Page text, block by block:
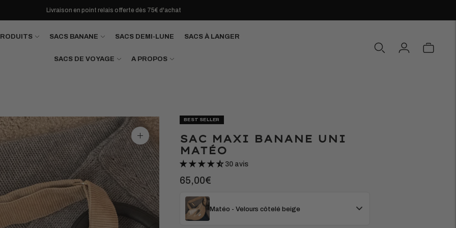
Livraison en point relais offerte dès 75€ d'achat
SACS BANANE SACS DEMI-LUNE SACS À LANGER
SACS DE VOYAGE A PROPOS
Agrandir
l'image
BEST SELLER
SAC MAXI BANANE UNI
MATÉO
30 avis
65,00€
Matéo - Velours côtelé beige